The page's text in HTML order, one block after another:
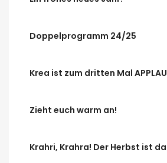
Doppelprogramm 24/25
Krea ist zum dritten Mal
Zieht euch warm an!
Krahri, Krahra! Der Herbst ist